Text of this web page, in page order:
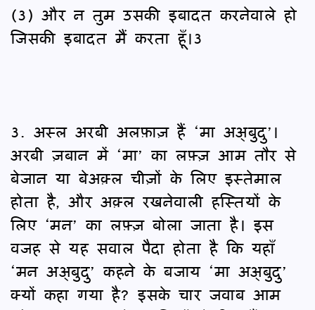
(3) और न तुम उसकी इबादत करनेवाले हो
जिसकी इबादत मैं करता हूँ।3
3. अस्ल अरबी अलफ़ाज़ हैं ‘मा अअ्बुदु’।
अरबी ज़बान में ‘मा’ का लफ़्ज़ आम तौर से
बेजान या बेअक़्ल चीज़ों के लिए इस्तेमाल
होता है, और अक़्ल रखनेवाली हस्तियों के
लिए ‘मन’ का लफ़्ज़ बोला जाता है। इस
वजह से यह सवाल पैदा होता है कि यहाँ
‘मन अअ्बुदु’ कहने के बजाय ‘मा अअ्बुदु’
क्यों कहा गया है? इसके चार जवाब आम